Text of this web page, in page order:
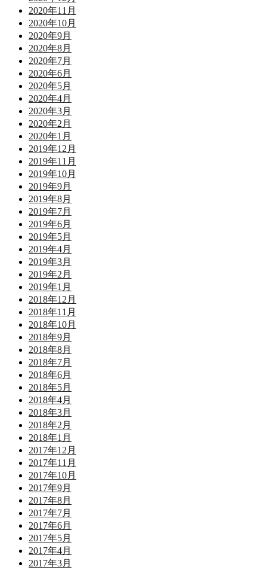
2020年11月
2020年10月
2020年9月
2020年8月
2020年7月
2020年6月
2020年5月
2020年4月
2020年3月
2020年2月
2020年1月
2019年12月
2019年11月
2019年10月
2019年9月
2019年8月
2019年7月
2019年6月
2019年5月
2019年4月
2019年3月
2019年2月
2019年1月
2018年12月
2018年11月
2018年10月
2018年9月
2018年8月
2018年7月
2018年6月
2018年5月
2018年4月
2018年3月
2018年2月
2018年1月
2017年12月
2017年11月
2017年10月
2017年9月
2017年8月
2017年7月
2017年6月
2017年5月
2017年4月
2017年3月